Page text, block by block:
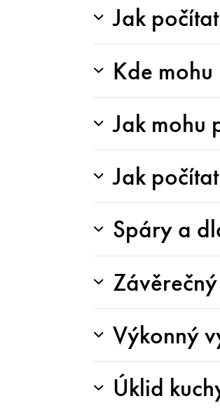
Jak
Kde
Jak mohu
Jak
Spáry a
Výkonný
Úklid